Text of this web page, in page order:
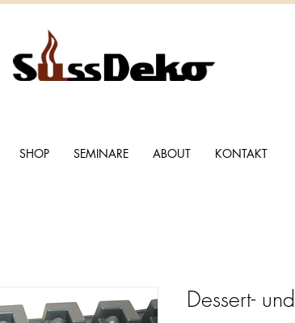
SHOP SEMINARE ABOUT KONTAKT
Dessert-